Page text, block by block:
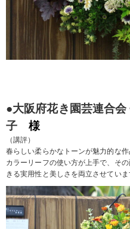
●大阪府花き園芸連合
子様
（講評）
春らしい柔らかなトーンが魅力的な作
カラーリーフの使い方が上手で、そ
きる実用性と美しさを両立させていま